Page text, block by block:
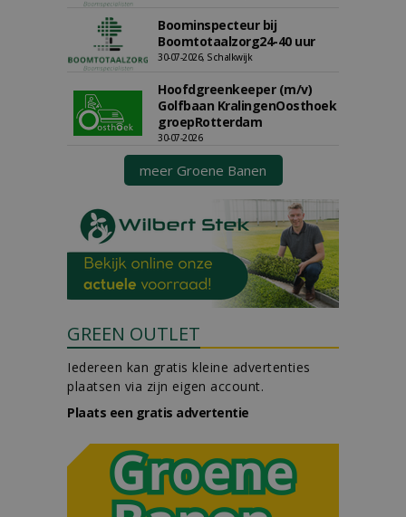
Boominspecteur bij
Boomtotaalzorg24-40 uur
30-07-2026, Schalkwijk
Hoofdgreenkeeper (m/v)
Golfbaan KralingenOosthoek
groepRotterdam
30-07-2026
meer Groene Banen
GREEN OUTLET
Iedereen kan gratis kleine advertenties
plaatsen via zijn eigen account.
Plaats een gratis advertentie